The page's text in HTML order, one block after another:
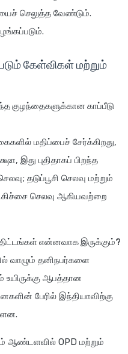
செலுத்த வேண்டும்.
கேள்விகள் மற்றும்
குழந்தைகளுக்கான காப்பீடு
மதிப்பைச் சேர்க்கிறது,
இது புதிதாகப் பிறந்த
தடுப்பூசி செலவு மற்றும்
செலவு ஆகியவற்றை
திட்டங்கள் என்னவாக இருக்கும்?
வாழும் தனிநபர்களை
ஆபத்தான
பேரில் இந்தியாவிற்கு
ஆண்டளவில் OPD மற்றும்